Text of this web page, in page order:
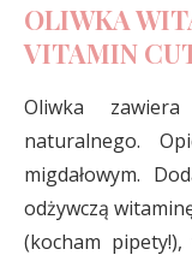
OLIWKA
VITAMIN
Oliwka
naturalnego.
migdałowym.
odżywczą
(kocham